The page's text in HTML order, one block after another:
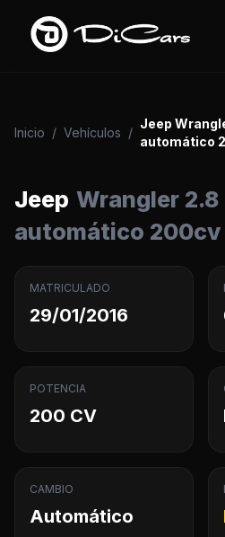
Inicio / Vehículos /
Jeep
automático
Jeep Wrangler 2.8
automático 200cv
MATRICULADO
29/01/2016
POTENCIA
200 CV
CAMBIO
Automático